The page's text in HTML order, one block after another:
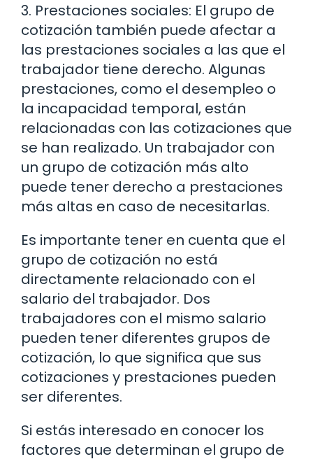
3. Prestaciones sociales: El grupo de
cotización también puede afectar a
las prestaciones sociales a las que el
trabajador tiene derecho. Algunas
prestaciones, como el desempleo o
la incapacidad temporal, están
relacionadas con las cotizaciones que
se han realizado. Un trabajador con
un grupo de cotización más alto
puede tener derecho a prestaciones
más altas en caso de necesitarlas.
Es importante tener en cuenta que el
grupo de cotización no está
directamente relacionado con el
salario del trabajador. Dos
trabajadores con el mismo salario
pueden tener diferentes grupos de
cotización, lo que significa que sus
cotizaciones y prestaciones pueden
ser diferentes.
Si estás interesado en conocer los
factores que determinan el grupo de